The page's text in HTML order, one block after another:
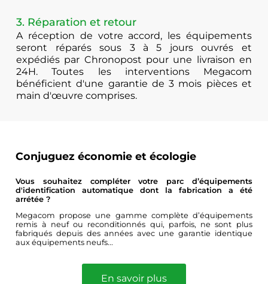
3. Réparation et retour
A réception de votre accord, les équipements
seront réparés sous 3 à 5 jours ouvrés et
expédiés par Chronopost pour une livraison en
24H. Toutes les interventions Megacom
bénéficient d'une garantie de 3 mois pièces et
main d'œuvre comprises.
Conjuguez économie et écologie
Vous souhaitez compléter votre parc d’équipements
d'identification automatique dont la fabrication a été
arrétée ?
Megacom propose une gamme complète d’équipements
remis à neuf ou reconditionnés qui, parfois, ne sont plus
fabriqués depuis des années avec une garantie identique
aux équipements neufs...
En savoir plus